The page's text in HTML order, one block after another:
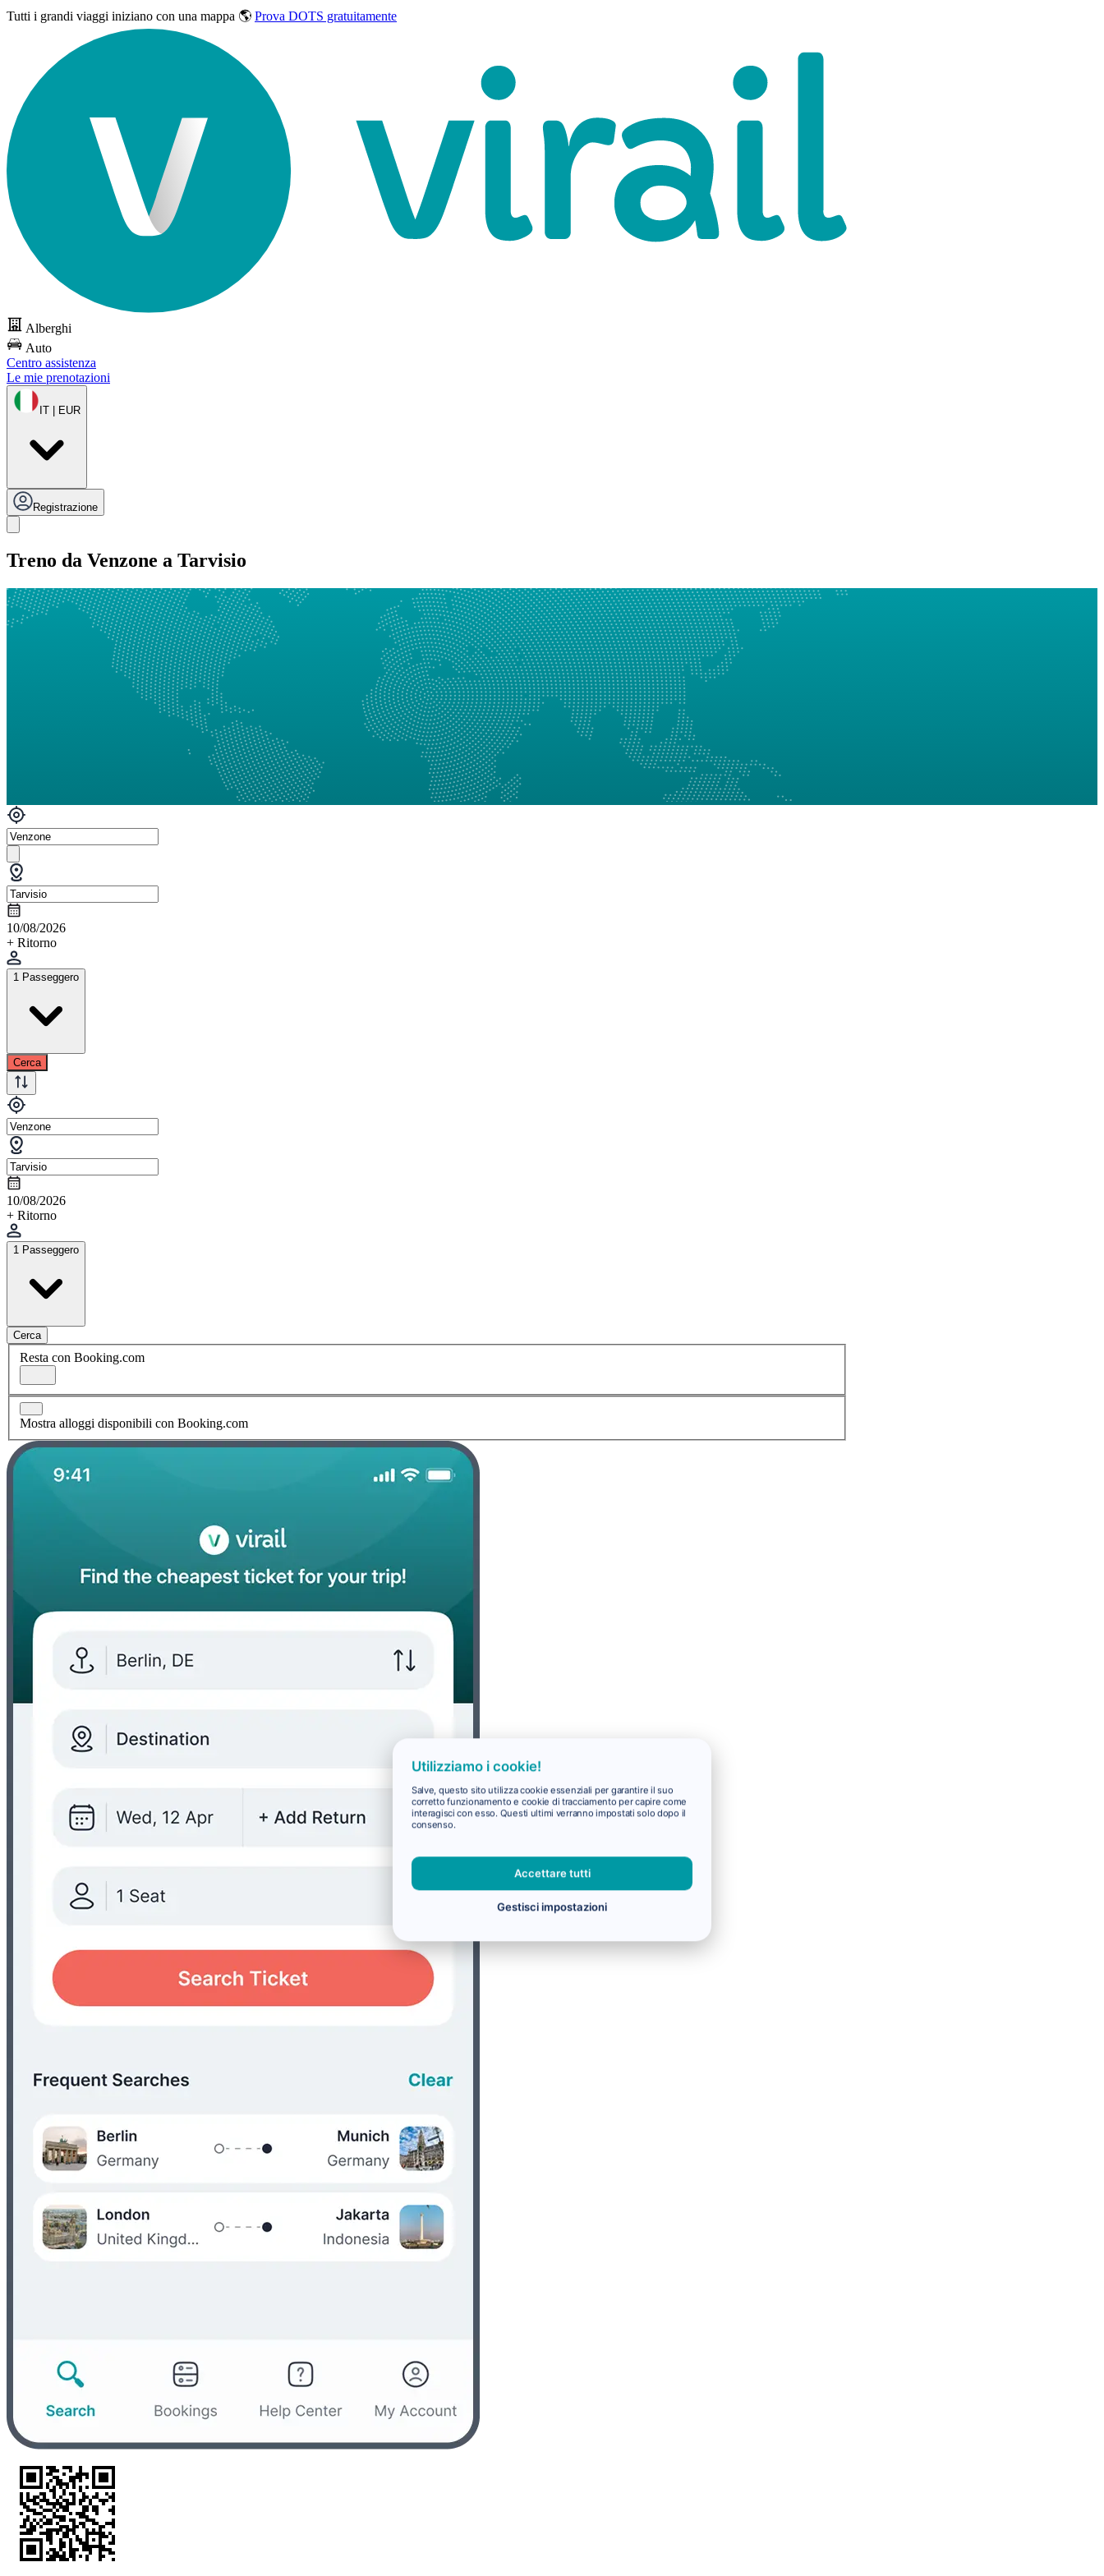
Tutti i grandi viaggi iniziano con una mappa 🌎 Prova DOTS gratuitamente
Alberghi
Auto
Centro assistenza
Le mie prenotazioni
IT | EUR
Registrazione
Treno da Venzone a Tarvisio
10/08/2026
+ Ritorno
1 Passeggero
Cerca
10/08/2026
+ Ritorno
1 Passeggero
Cerca
Resta con Booking.com
Mostra alloggi disponibili con Booking.com
Utilizziamo i cookie!
Salve, questo sito utilizza cookie essenziali per garantire il suo
corretto funzionamento e cookie di tracciamento per capire come
interagisci con esso. Questi ultimi verranno impostati solo dopo il
consenso.
Accettare tutti
Gestisci impostazioni